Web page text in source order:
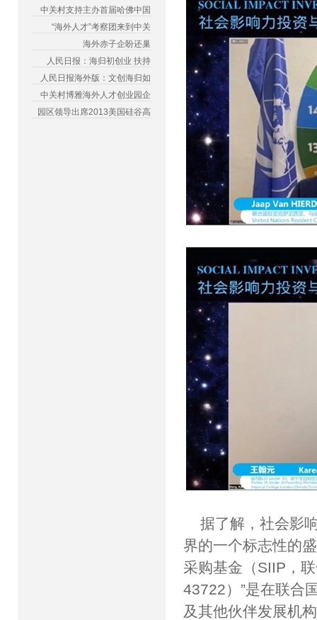
中关村支持主办首届哈佛中国
“海外人才”考察团来到中关
海外赤子企盼还巢
人民日报：海归初创业 扶持
人民日报海外版：文创海归如
中关村博雅海外人才创业园企
园区领导出席2013美国硅谷高
据了解，社会影
界的一个标志性的
采购基金（SIIP，
43722）”是在联合
及其他伙伴发展机